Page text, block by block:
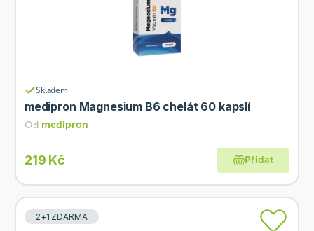
Skladem
medipron Magnesium B6 chelát 60 kapslí
Od medipron
219 Kč Přidat
2+1 ZDARMA